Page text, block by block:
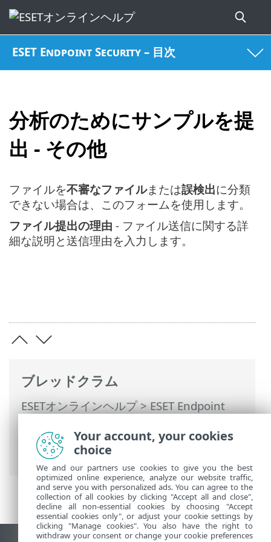
ESET Endpoint Security – 目次
分析のためにサンプルを提
出 - その他
ブレッドクラム
ESETオンラインヘルプ>ESET Endpoint
する>ツール> 分析用サンプルの提出> 分
析のためにサンプルを提出 - その他
ファイルを不審なファイルまたは誤検出に分類
できない場合は、このフォームを使用します。
ファイル提出の理由 - ファイル送信に関する詳
細な説明と送信理由を入力します。
Your account, your cookies
choice
We and our partners use cookies to give you the best
optimized online experience, analyze our website traffic,
and serve you with personalized ads. You can agree to the
collection of all cookies by clicking "Accept all and close",
decline all non-essential cookies by choosing "Accept
essential cookies only", or adjust your cookie settings by
clicking "Manage cookies". You also have the right to
withdraw your consent or change your cookie preferences